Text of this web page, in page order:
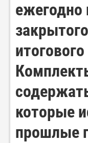
ежегодно
которые
прошлые